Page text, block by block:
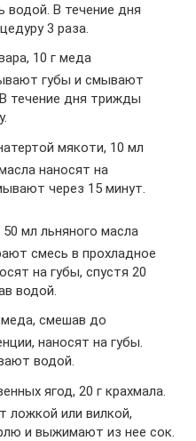
В течение дня
3 раза.
10 г меда
губы и смывают
течение дня трижды
мякоти, 10 мл
наносят на
через 15 минут.
мл льняного масла
смесь в прохладное
на губы, спустя 20
водой.
меда, смешав до
наносят на губы.
водой.
ягод, 20 г крахмала.
ложкой или вилкой,
и выжимают из нее сок.